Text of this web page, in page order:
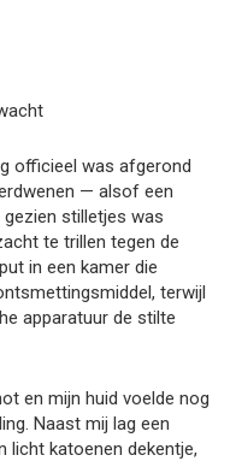
officieel was afgerond
— alsof een
stilletjes was
te trillen tegen de
in een kamer die
terwijl
apparatuur de stilte
en mijn huid voelde nog
Naast mij lag een
licht katoenen dekentje,